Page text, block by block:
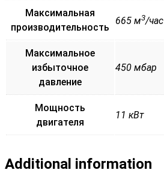
Максимальная
производительность
665 м3/час
Максимальное
избыточное
давление
450 мбар
Мощность
двигателя
11 кВт
Additional information